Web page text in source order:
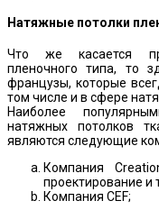
Натяжные потолки
Что же касается
пленочного типа, то
французы, которые
том числе и в сфере
Наиболее
натяжных потолков
являются следующие
Компания
проектирование и
Компания CEF;